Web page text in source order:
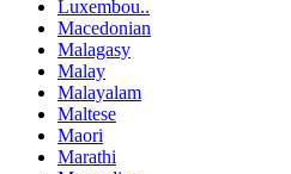
Luxembou..
Macedonian
Malagasy
Malay
Malayalam
Maltese
Maori
Marathi